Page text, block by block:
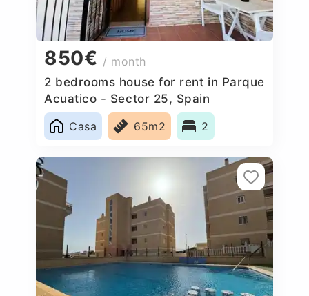
850€ / month
2 bedrooms house for rent in Parque
Acuatico - Sector 25, Spain
Casa
65m2 2